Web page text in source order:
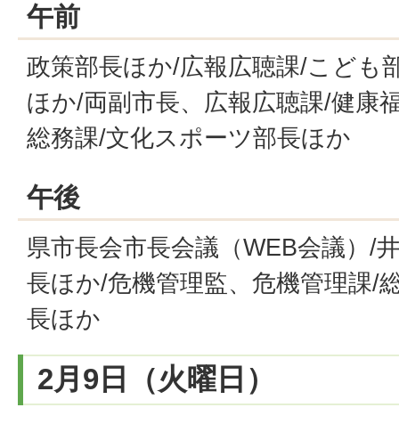
午前
政策部長ほか/広報広聴課/こども
ほか/両副市長、広報広聴課/健康
総務課/文化スポーツ部長ほか
午後
県市長会市長会議（WEB会議）/
長ほか/危機管理監、危機管理課/
長ほか
2月9日（火曜日）